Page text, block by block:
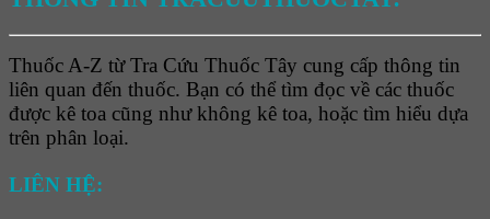
Thuốc A-Z từ Tra Cứu Thuốc Tây cung cấp thông tin
liên quan đến thuốc. Bạn có thể tìm đọc về các thuốc
được kê toa cũng như không kê toa, hoặc tìm hiểu dựa
trên phân loại.
LIÊN HỆ: